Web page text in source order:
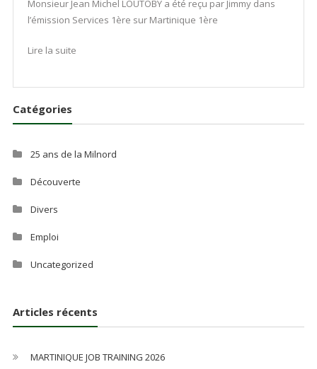
Monsieur Jean Michel LOUTOBY a été reçu par Jimmy dans
l’émission Services 1ère sur Martinique 1ère
Lire la suite
Catégories
25 ans de la Milnord
Découverte
Divers
Emploi
Uncategorized
Articles récents
MARTINIQUE JOB TRAINING 2026